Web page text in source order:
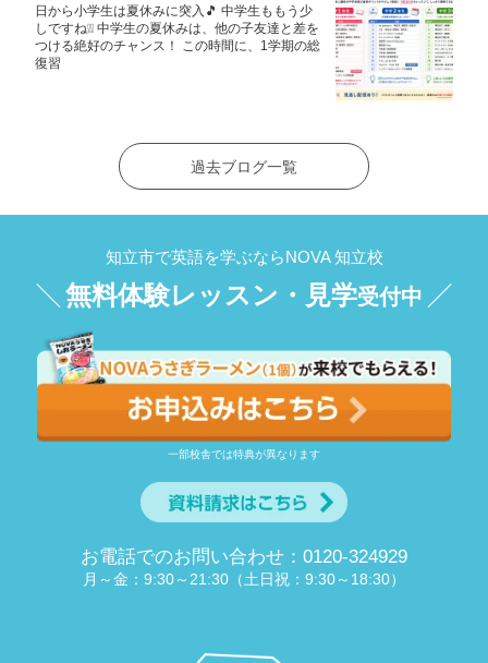
日から小学生は夏休みに突入🎵 中学生ももう少
しですね❕❕ 中学生の夏休みは、他の子友達と差を
つける絶好のチャンス！ この時間に、1学期の総
復習
過去ブログ一覧
知立市で英語を学ぶならNOVA 知立校
無料体験レッスン・見学受付中
一部校舎では特典が異なります
お電話でのお問い合わせ：0120-324929
月～金：9:30～21:30（土日祝：9:30～18:30）